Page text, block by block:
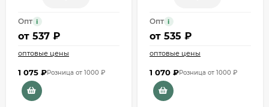
Опт i
от 537 ₽
оптовые цены
1 075 ₽Розница от 1000 ₽
Опт i
от 535 ₽
оптовые цены
1 070 ₽Розница от 1000 ₽